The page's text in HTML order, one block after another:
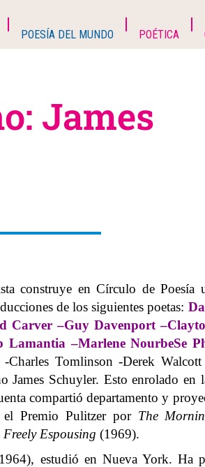
POESÍA DEL MUNDO POÉTICA
James
construye en Círculo de Poesía
de los siguientes poetas:
Carver –Guy Davenport–
Lamantia –Marlene NourbeSe
Charles Tomlinson -Derek
James Schuyler. Esto enrolado
compartió departamento y
Premio Pulitzer por The
Freely Espousing (1969).
estudió en Nueva York. Ha